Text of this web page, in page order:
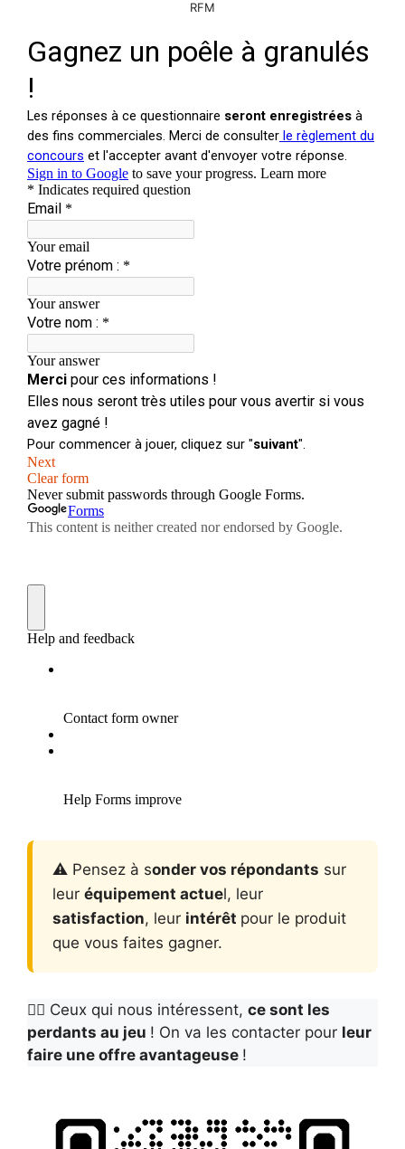
RFM
⚠️ Pensez à sonder vos répondants sur
leuréquipement actuel, leur
satisfaction, leur intérêt pour le produit
que vous faites gagner.
👉🏻 Ceux qui nous intéressent, ce sont les
perdants au jeu ! On va les contacter pour leur
faire une offre avantageuse !